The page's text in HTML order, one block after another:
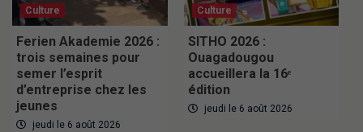
Culture
Ferien Akademie 2026 :
trois semaines pour
semer l’esprit
d’entreprise chez les
jeunes
jeudi le 6 août 2026
Culture
SITHO 2026 :
Ouagadougou
accueillera la 16ᵉ
édition
jeudi le 6 août 2026